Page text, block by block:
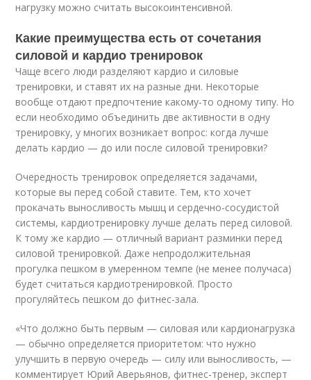
нагрузку можно считать высокоинтенсивной.
Какие преимущества есть от сочетания
силовой и кардио тренировок
Чаще всего люди разделяют кардио и силовые
тренировки, и ставят их на разные дни. Некоторые
вообще отдают предпочтение какому-то одному типу. Но
если необходимо объединить две активности в одну
тренировку, у многих возникает вопрос: когда лучше
делать кардио — до или после силовой тренировки?
Очередность тренировок определяется задачами,
которые вы перед собой ставите. Тем, кто хочет
прокачать выносливость мышц и сердечно-сосудистой
системы, кардиотренировку лучше делать перед силовой.
К тому же кардио — отличный вариант разминки перед
силовой тренировкой. Даже непродолжительная
прогулка пешком в умеренном темпе (не менее получаса)
будет считаться кардиотренировкой. Просто
прогуляйтесь пешком до фитнес-зала.
«Что должно быть первым — силовая или кардионагрузка
— обычно определяется приоритетом: что нужно
улучшить в первую очередь — силу или выносливость, —
комментирует Юрий Аверьянов, фитнес-тренер, эксперт